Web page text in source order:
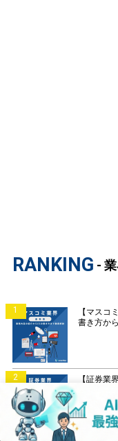
RANKING -
1
【マスコ
書き方か
2
【証券業